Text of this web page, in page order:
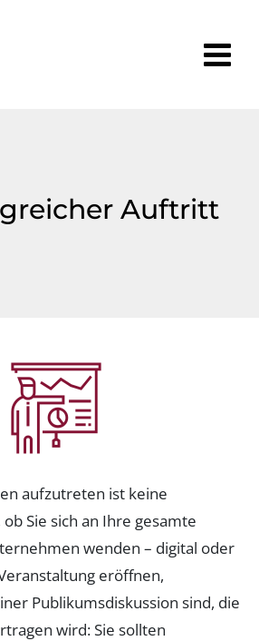
Auftritt
aufzutreten ist keine
Sie sich an Ihre gesamte
wenden – digital oder
eröffnen,
Publikumsdiskussion sind, die
wird: Sie sollten